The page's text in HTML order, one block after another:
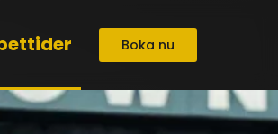
Boka nu